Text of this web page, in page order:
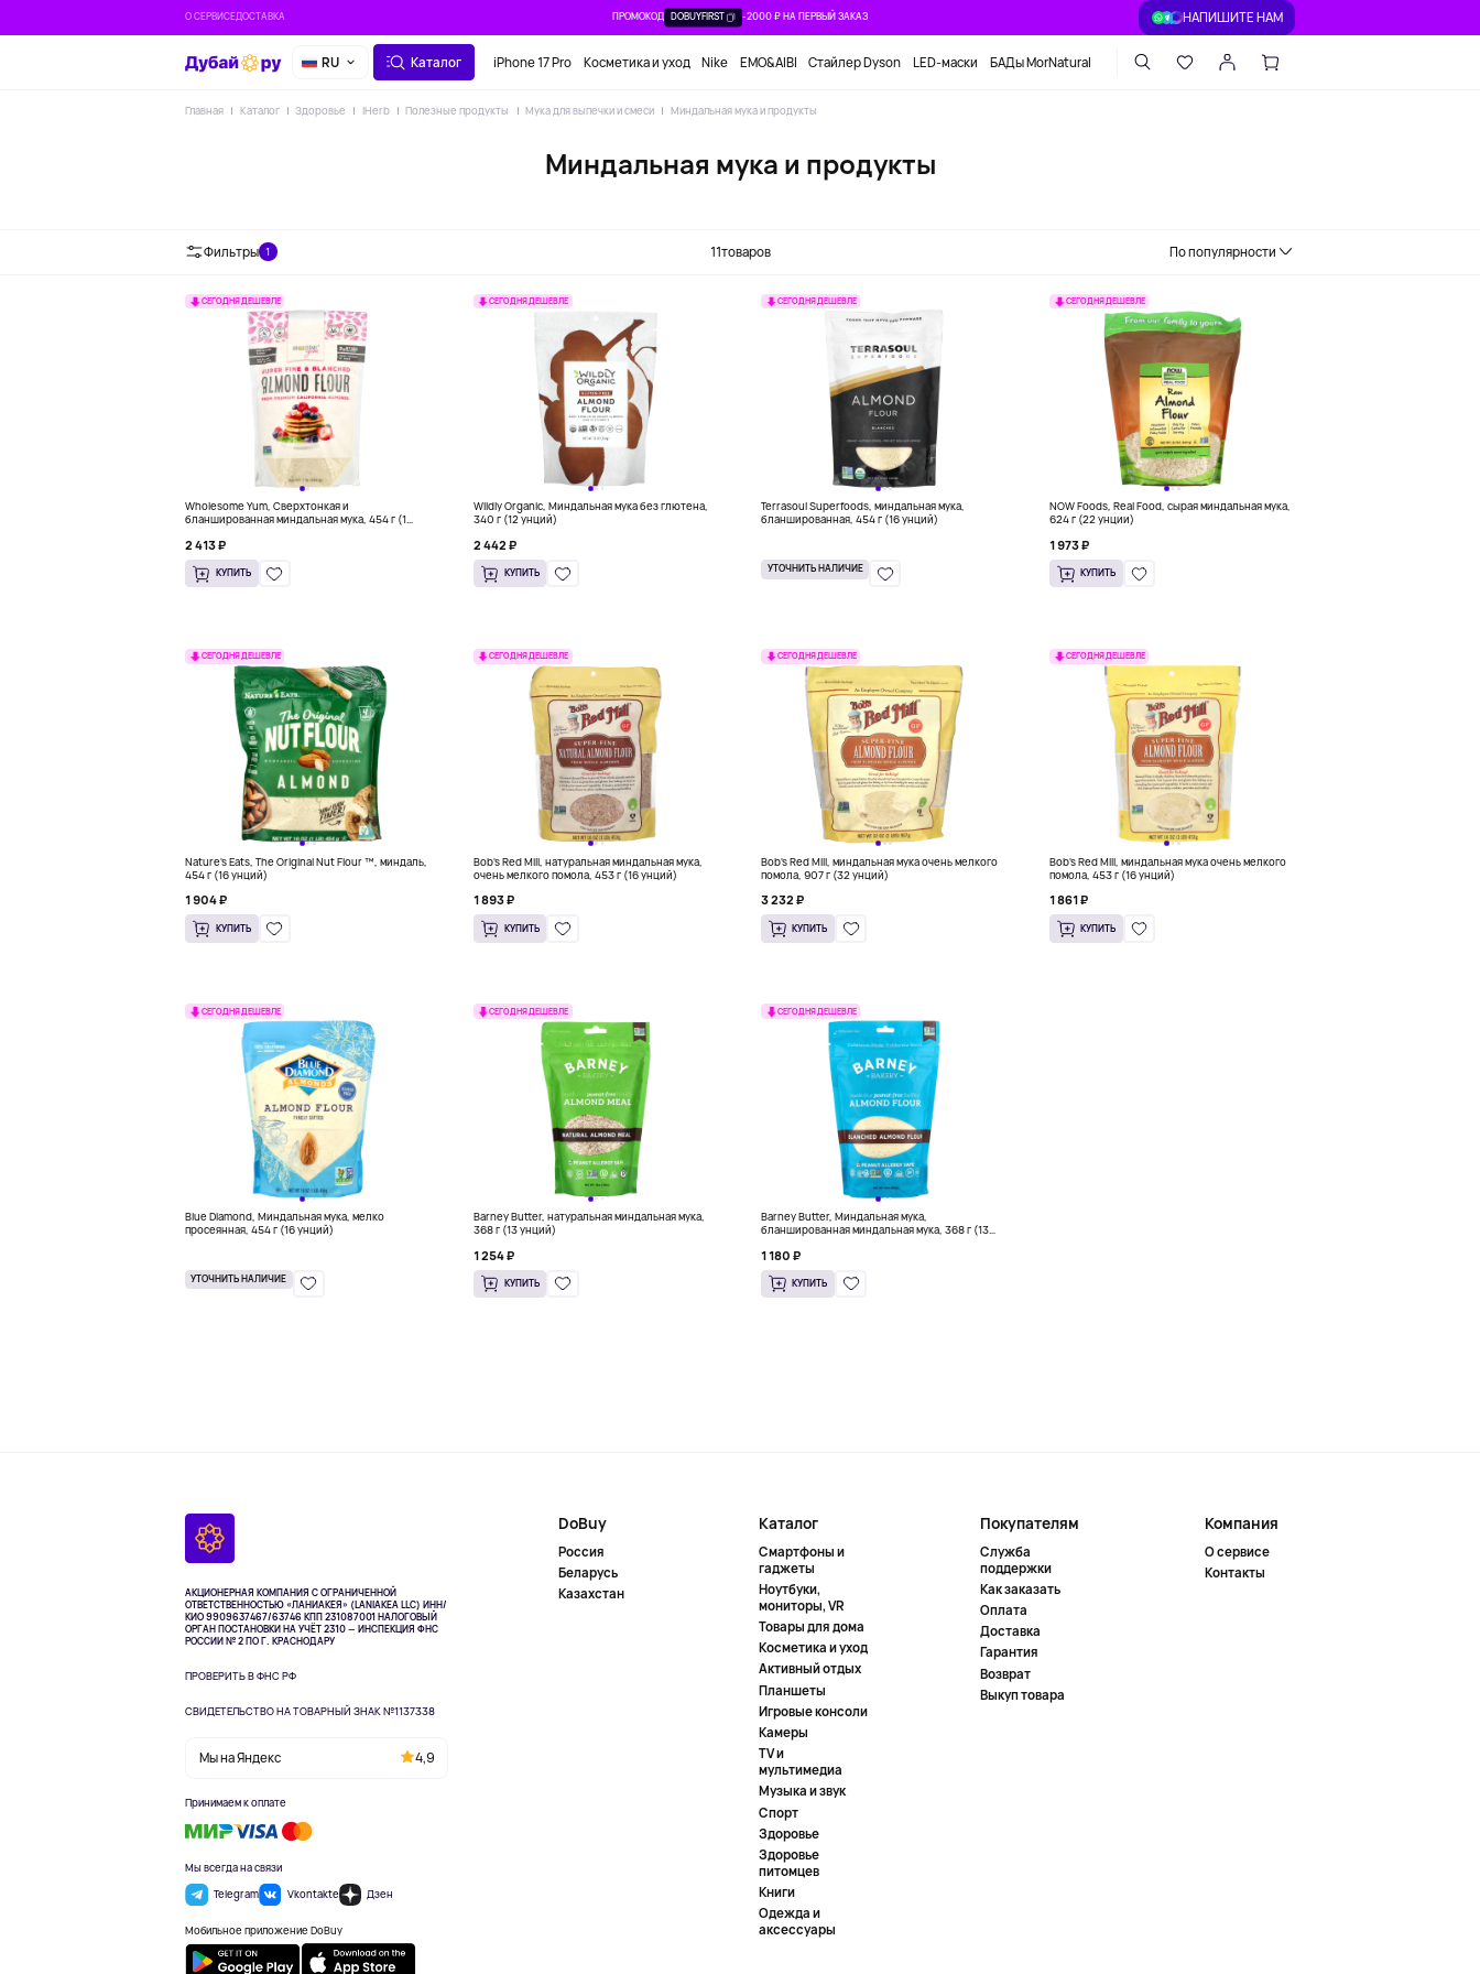
О СЕРВИСЕДОСТАВКА ПРОМОКОД DOBUYFIRST -2000 ₽ НА ПЕРВЫЙ ЗАКАЗ НАПИШИТЕ НАМ
RU Каталог iPhone 17 Pro Косметика и уход Nike EMO&AIBI Стайлер Dyson LED-маски БАДы MorNatural
Главная Каталог Здоровье IHerb Полезные продукты Мука для выпечки и смеси Миндальная мука и продукты
Миндальная мука и продукты
Фильтры 1 11товаров По популярности
СЕГОДНЯ ДЕШЕВЛЕ
Wholesome Yum, Сверхтонкая и
бланшированная миндальная мука, 454 г (1
2 413 ₽
КУПИТЬ
СЕГОДНЯ ДЕШЕВЛЕ
Wildly Organic, Миндальная мука без глютена,
340 г (12 унций)
2 442 ₽
КУПИТЬ
СЕГОДНЯ ДЕШЕВЛЕ
Terrasoul Superfoods, миндальная мука,
бланшированная, 454 г (16 унций)
УТОЧНИТЬ НАЛИЧИЕ
СЕГОДНЯ ДЕШЕВЛЕ
NOW Foods, Real Food, сырая миндальная мука,
624 г (22 унции)
1 973 ₽
КУПИТЬ
СЕГОДНЯ ДЕШЕВЛЕ
Nature's Eats, The Original Nut Flour ™, миндаль,
454 г (16 унций)
1 904 ₽
КУПИТЬ
СЕГОДНЯ ДЕШЕВЛЕ
Bob's Red Mill, натуральная миндальная мука,
очень мелкого помола, 453 г (16 унций)
1 893 ₽
КУПИТЬ
СЕГОДНЯ ДЕШЕВЛЕ
Bob's Red Mill, миндальная мука очень мелкого
помола, 907 г (32 унций)
3 232 ₽
КУПИТЬ
СЕГОДНЯ ДЕШЕВЛЕ
Bob's Red Mill, миндальная мука очень мелкого
помола, 453 г (16 унций)
1 861 ₽
КУПИТЬ
СЕГОДНЯ ДЕШЕВЛЕ
Blue Diamond, Миндальная мука, мелко
просеянная, 454 г (16 унций)
УТОЧНИТЬ НАЛИЧИЕ
СЕГОДНЯ ДЕШЕВЛЕ
Barney Butter, натуральная миндальная мука,
368 г (13 унций)
1 254 ₽
КУПИТЬ
СЕГОДНЯ ДЕШЕВЛЕ
Barney Butter, Миндальная мука,
бланшированная миндальная мука, 368 г (13
1 180 ₽
КУПИТЬ
АКЦИОНЕРНАЯ КОМПАНИЯ С ОГРАНИЧЕННОЙ
ОТВЕТСТВЕННОСТЬЮ «ЛАНИАКЕЯ» (LANIAKEA LLC) ИНН/
КИО 9909637467/63746 КПП 231087001НАЛОГОВЫЙ
ОРГАН ПОСТАНОВКИ НА УЧЁТ 2310 — ИНСПЕКЦИЯ ФНС
РОССИИ № 2 ПО Г. КРАСНОДАРУ
ПРОВЕРИТЬ В ФНС РФ
СВИДЕТЕЛЬСТВО НА ТОВАРНЫЙ ЗНАК №1137338
Мы на Яндекс 4,9
Принимаем к оплате
Мы всегда на связи
Telegram
Vkontakte Дзен
Мобильное приложение DoBuy
DoBuy
Россия
Беларусь
Казахстан
Каталог
Смартфоны и
гаджеты
Ноутбуки,
мониторы, VR
Товары для дома
Косметика и уход
Активный отдых
Планшеты
Игровые консоли
Камеры
TV и
мультимедиа
Музыка и звук
Спорт
Здоровье
Здоровье
питомцев
Книги
Одежда и
аксессуары
Покупателям
Служба
поддержки
Как заказать
Оплата
Доставка
Гарантия
Возврат
Выкуп товара
Компания
О сервисе
Контакты